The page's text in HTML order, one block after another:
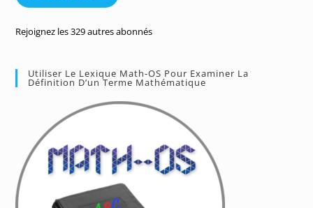
Rejoignez les 329 autres abonnés
Utiliser Le Lexique Math-OS Pour Examiner La
Définition D’un Terme Mathématique